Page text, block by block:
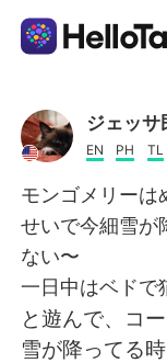
Aplicación
AI Grammar
Español
English
ジェッサ
EN PH TL
モンゴメリーは
せいで今細雪
ない〜
一日中はベドで
と遊んで、コ
雪が降ってる